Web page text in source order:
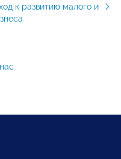
к развитию малого и